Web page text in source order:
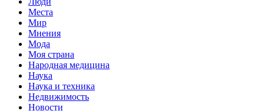
Места
Мир
Мнения
Мода
Моя страна
Народная медицина
Наука
Наука и техника
Недвижимость
Новости